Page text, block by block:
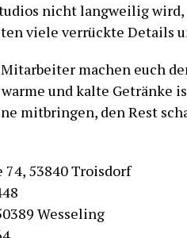
nicht langweilig
viele verrückte Details
machen euch
und kalte Getränke
mitbringen, den Rest
53840 Troisdorf
Wesseling